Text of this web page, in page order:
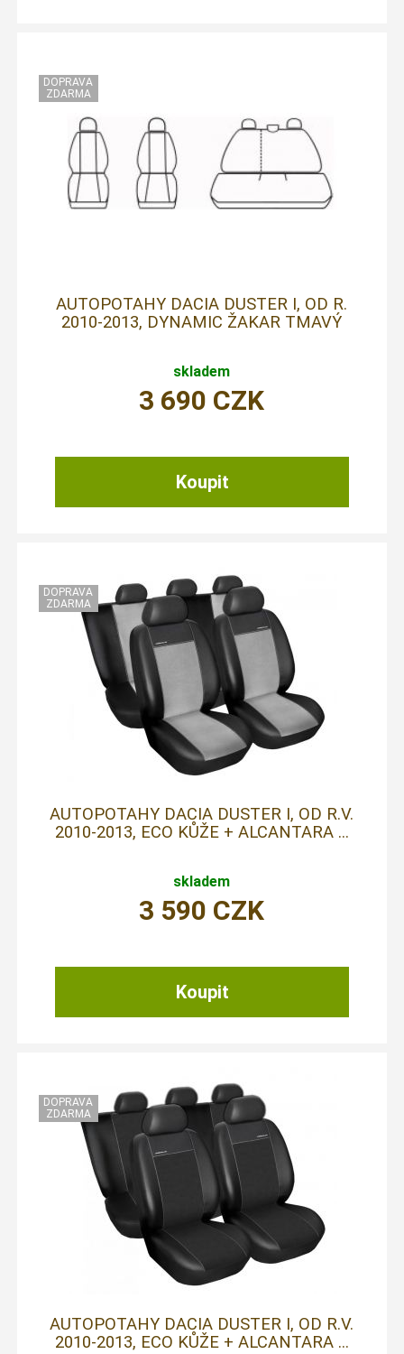
AUTOPOTAHY DACIA DUSTER I, OD R.
2010-2013, DYNAMIC ŽAKAR TMAVÝ
skladem
3 690 CZK
AUTOPOTAHY DACIA DUSTER I, OD R.V.
2010-2013, ECO KŮŽE + ALCANTARA ...
skladem
3 590 CZK
AUTOPOTAHY DACIA DUSTER I, OD R.V.
2010-2013, ECO KŮŽE + ALCANTARA ...